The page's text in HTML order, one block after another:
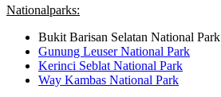
Nationalparks:
Bukit Barisan Selatan National Park
Gunung Leuser National Park
Kerinci Seblat National Park
Way Kambas National Park